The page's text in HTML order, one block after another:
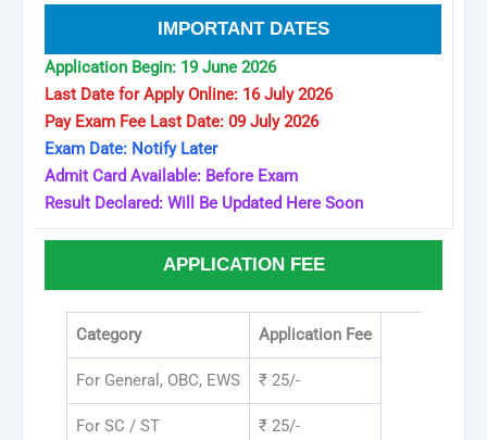
IMPORTANT DATES
Application Begin: 19 June 2026
Last Date for Apply Online: 16 July 2026
Pay Exam Fee Last Date: 09 July 2026
Exam Date: Notify Later
Admit Card Available: Before Exam
Result Declared: Will Be Updated Here Soon
APPLICATION FEE
Category Application Fee
For General, OBC, EWS ₹ 25/-
For SC / ST ₹ 25/-